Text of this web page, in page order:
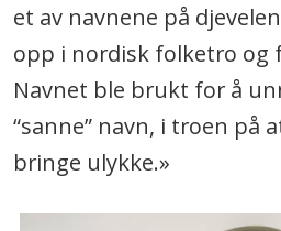
et av navnene på
opp i nordisk folketro og
Navnet ble brukt for å
“sanne” navn, i troen på
bringe ulykke.»